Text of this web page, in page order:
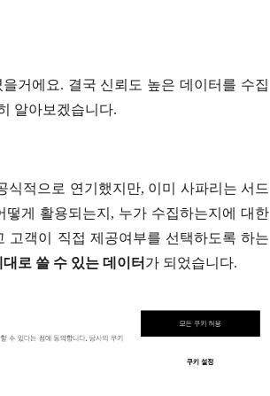
거에요. 결국 신뢰도 높은 데이터를 수집
알아보겠습니다.
적으로 연기했지만, 이미 사파리는 서드
게 활용되는지, 누가 수집하는지에 대한
고객이 직접 제공여부를 선택하도록 하는
로 쓸 수 있는 데이터 가 되었습니다.